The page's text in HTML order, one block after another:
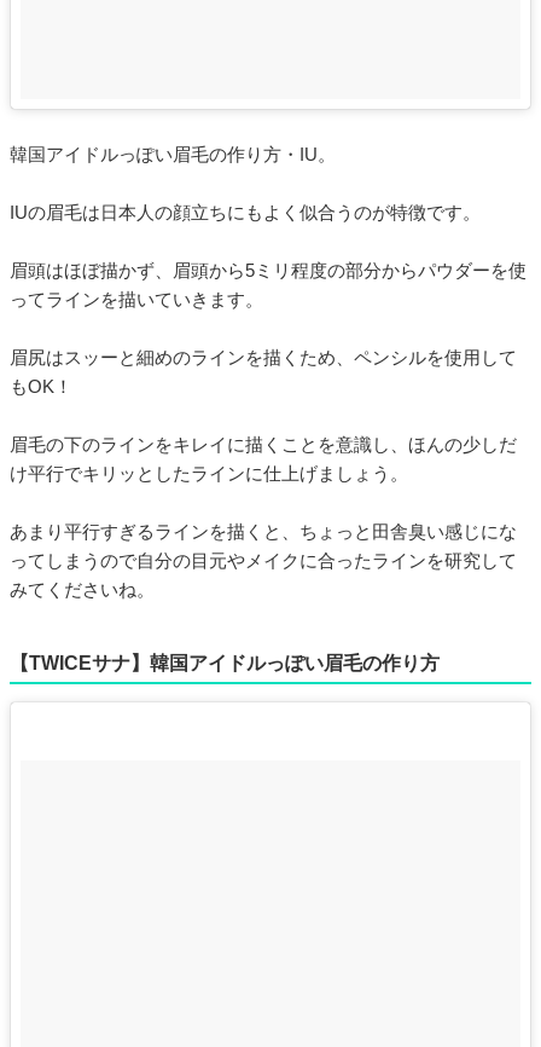
韓国アイドルっぽい眉毛の作り方・IU。
IUの眉毛は日本人の顔立ちにもよく似合うのが特徴です。
眉頭はほぼ描かず、眉頭から5ミリ程度の部分からパウダーを使
ってラインを描いていきます。
眉尻はスッーと細めのラインを描くため、ペンシルを使用して
もOK！
眉毛の下のラインをキレイに描くことを意識し、ほんの少しだ
け平行でキリッとしたラインに仕上げましょう。
あまり平行すぎるラインを描くと、ちょっと田舎臭い感じにな
ってしまうので自分の目元やメイクに合ったラインを研究して
みてくださいね。
【TWICEサナ】韓国アイドルっぽい眉毛の作り方